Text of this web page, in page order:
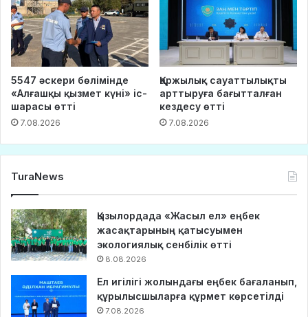
5547 әскери бөлімінде
«Алғашқы қызмет күні» іс-
шарасы өтті
7.08.2026
Қаржылық сауаттылықты
арттыруға бағытталған
кездесу өтті
7.08.2026
TuraNews
Қызылордада «Жасыл ел» еңбек
жасақтарының қатысуымен
экологиялық сенбілік өтті
8.08.2026
Ел игілігі жолындағы еңбек бағаланып,
құрылысшыларға құрмет көрсетілді
7.08.2026